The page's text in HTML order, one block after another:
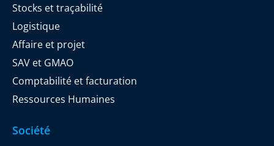
Stocks et traçabilité
Logistique
Affaire et projet
SAV et GMAO
Comptabilité et facturation
Ressources Humaines
Société